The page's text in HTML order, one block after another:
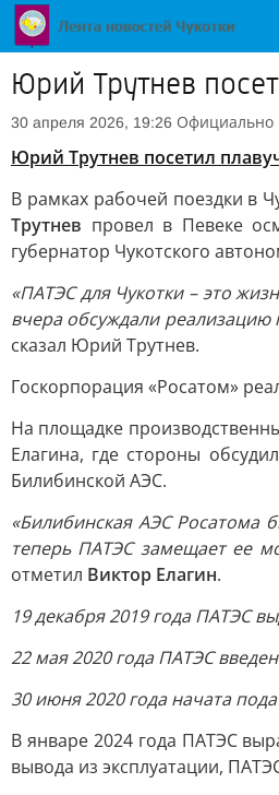
Юрий Трутнев
30 апреля 2026, 19:26 Официально
Юрий Трутнев посетил
В рамках рабочей поездки в
Трутнев провел в Певеке
губернатор Чукотского
«ПАТЭС для Чукотки – это
вчера обсуждали реализацию
сказал Юрий Трутнев.
Госкорпорация «Росатом»
На площадке
Елагина, где стороны
Билибинской АЭС.
«Билибинская АЭС Росатома
теперь ПАТЭС замещает ее
отметил Виктор Елагин.
19 декабря 2019 года ПАТЭС
22 мая 2020 года ПАТЭС
30 июня 2020 года начата
В январе 2024 года ПАТЭС
вывода из эксплуатации,